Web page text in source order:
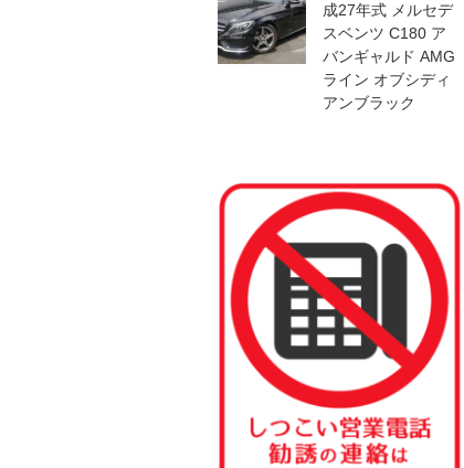
成27年式 メルセデ
スベンツ C180 ア
バンギャルド AMG
ライン オブシディ
アンブラック